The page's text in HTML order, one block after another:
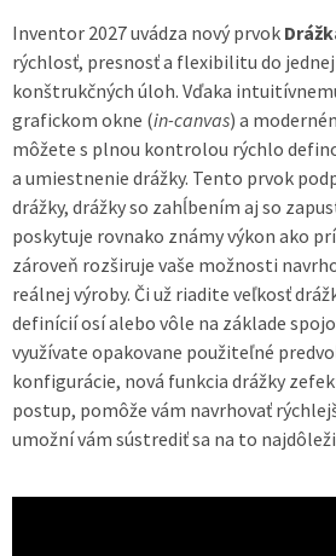
Inventor 2027 uvádza nový prvok
rýchlosť, presnosť a flexibilitu do
konštrukčných úloh. Vďaka
grafickom okne (in-canvas) a
môžete s plnou kontrolou rýchlo
a umiestnenie drážky. Tento prvok
drážky, drážky so zahĺbením aj so
poskytuje rovnako známy výkon ako
zároveň rozširuje vaše možnosti
reálnej výroby. Či už riadite veľkosť
definícií osí alebo vôle na základe
využívate opakovane použiteľné
konfigurácie, nová funkcia drážky
postup, pomôže vám navrhovať
umožní vám sústrediť sa na to